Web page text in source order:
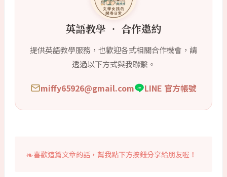
英語教學 ‧ 合作邀約
提供英語教學服務，也歡迎各式相關合作機會，請
透過以下方式與我聯繫。
miffy65926@gmail.com LINE 官方帳號
喜歡這篇文章的話，幫我點下方按鈕分享給朋友喔！